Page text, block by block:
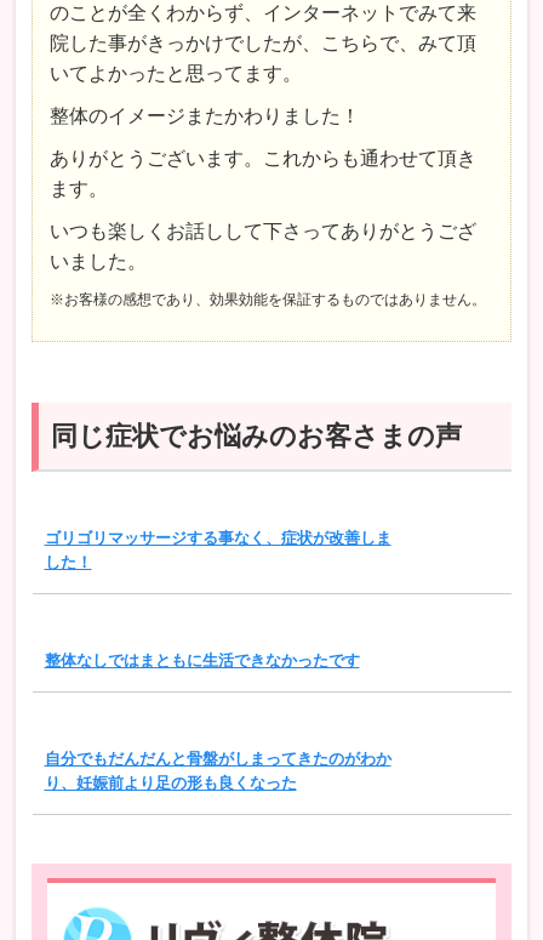
のことが全くわからず、インターネットでみて来
院した事がきっかけでしたが、こちらで、みて頂
いてよかったと思ってます。
整体のイメージまたかわりました！
ありがとうございます。これからも通わせて頂き
ます。
いつも楽しくお話しして下さってありがとうござ
いました。
※お客様の感想であり、効果効能を保証するものではありません。
同じ症状でお悩みのお客さまの声
ゴリゴリマッサージする事なく、症状が改善しま
した！
整体なしではまともに生活できなかったです
自分でもだんだんと骨盤がしまってきたのがわか
り、妊娠前より足の形も良くなった